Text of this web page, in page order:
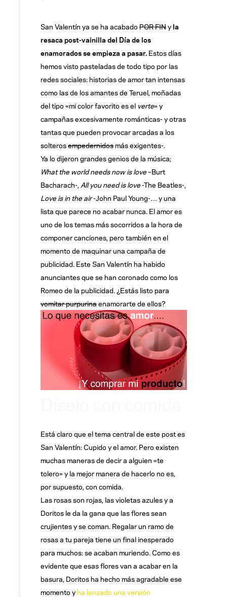
San Valentín ya se ha acabado POR FINy la
resaca post-vainilla del Día de los
enamorados se empieza a pasar. Estos días
hemos visto pasteladas de todo tipo por las
redes sociales: historias de amor tan intensas
como las de los amantes de Teruel, moñadas
del tipo «mi color favorito es el verte» y
campañas excesivamente románticas- y otras
tantas que pueden provocar arcadas a los
solterosempedernidosmás exigentes-.
Ya lo dijeron grandes genios de la música;
What the world needs now is love–Burt
Bacharach-, All you need is love-The Beatles-,
Love is in the air-John Paul Young-… y una
lista que parece no acabar nunca. El amor es
uno de los temas más socorridos a la hora de
componer canciones, pero también en el
momento de maquinar una campaña de
publicidad. Este San Valentín ha habido
anunciantes que se han coronado como los
Romeo de la publicidad. ¿Estás listo para
vomitar purpurinaenamorarte de ellos?
Está claro que el tema central de este post es
San Valentín: Cupido y el amor. Pero existen
muchas maneras de decir a alguien «te
tolero» y la mejor manera de hacerlo no es,
por supuesto, con comida.
Las rosas son rojas, las violetas azules y a
Doritos le da la gana que las flores sean
crujientes y se coman. Regalar un ramo de
rosas a tu pareja tiene un final inesperado
para muchos: se acaban muriendo. Como es
evidente que esas flores van a acabar en la
basura, Doritos ha hecho más agradable ese
momento yha lanzado una versión